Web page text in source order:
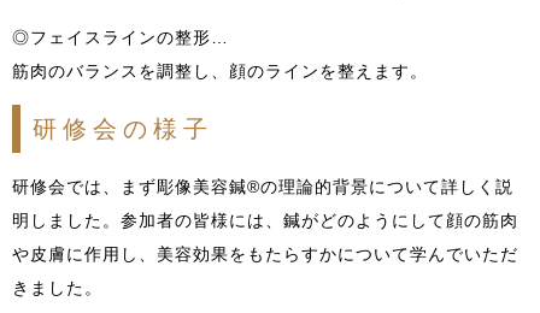
◎フェイスラインの整形…
筋肉のバランスを調整し、顔のラインを整えます。
研修会の様子
研修会では、まず彫像美容鍼®の理論的背景について詳しく説
明しました。参加者の皆様には、鍼がどのようにして顔の筋肉
や皮膚に作用し、美容効果をもたらすかについて学んでいただ
きました。